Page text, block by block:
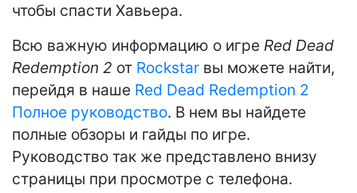
чтобы спасти Хавьера.
Всю важную информацию о игре Red Dead
Redemption 2 от Rockstar вы можете найти,
перейдя в наше Red Dead Redemption 2
Полное руководство. В нем вы найдете
полные обзоры и гайды по игре.
Руководство так же представлено внизу
страницы при просмотре с телефона.